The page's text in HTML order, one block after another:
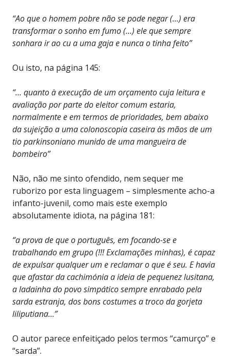
“Ao que o homem pobre não se pode negar (…) era
transformar o sonho em fumo (…) ele que sempre
sonhara ir ao cu a uma gaja e nunca o tinha feito”
Ou isto, na página 145:
“… quanto à execução de um orçamento cuja leitura e
avaliação por parte do eleitor comum estaria,
normalmente e em termos de prioridades, bem abaixo
da sujeição a uma colonoscopia caseira às mãos de um
tio parkinsoniano munido de uma mangueira de
bombeiro”
Não, não me sinto ofendido, nem sequer me
ruborizo por esta linguagem – simplesmente acho-a
infanto-juvenil, como mais este exemplo
absolutamente idiota, na página 181:
“a prova de que o português, em focando-se e
trabalhando em grupo (!!! Exclamações minhas), é capaz
de expulsar qualquer um e reclamar o que é seu. E havia
que afastar da cachimónia a ideia de pequenez lusitana,
a ladainha do povo simpático sempre enrabado pela
sarda estranja, dos bons costumes a troco da gorjeta
liliputiana…”
O autor parece enfeitiçado pelos termos “camurço” e
“sarda”.